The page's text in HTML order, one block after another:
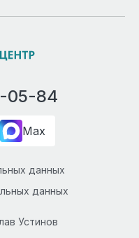
05-84
Max
данных
данных
Устинов